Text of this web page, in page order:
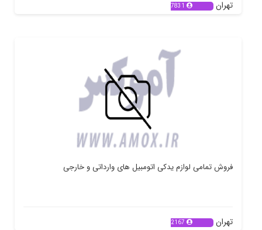
تهران 7831
فروش تمامی لوازم یدکی اتومبیل های وارداتی و خارجی
تهران 2167